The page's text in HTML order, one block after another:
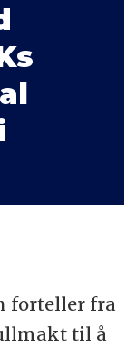
forteller fra
til å